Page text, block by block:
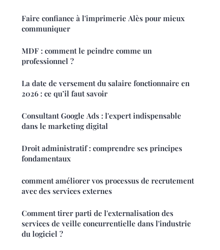
Faire confiance à l'imprimerie Alès pour mieux
communiquer
MDF : comment le peindre comme un
professionnel ?
La date de versement du salaire fonctionnaire en
2026 : ce qu’il faut savoir
Consultant Google Ads : l'expert indispensable
dans le marketing digital
Droit administratif : comprendre ses principes
fondamentaux
comment améliorer vos processus de recrutement
avec des services externes
Comment tirer parti de l'externalisation des
services de veille concurrentielle dans l'industrie
du logiciel ?